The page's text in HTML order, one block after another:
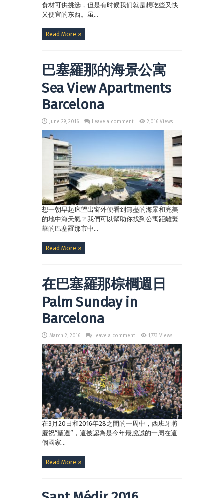
食材可供挑选，但是有时候我们就是想吃些又快
又便宜的东西。虽...
Read More »
巴塞羅那的海景公寓
Sea View Apartments
Barcelona
June 29, 2016 Leave a comment 2,016 Views
想一朝早起床望出窗外便看到無盡的海景和完美
的地中海天氣？我們可以幫助你找到公寓距離繁
華的巴塞羅那市中...
Read More »
在巴塞羅那棕櫚週日
Palm Sunday in
Barcelona
March 2, 2016 Leave a comment 1,773 Views
在3月20日和2016年28之間的一周中，西班牙將
慶祝“聖週”，這被認為是今年最虔誠的一周在這
個國家...
Read More »